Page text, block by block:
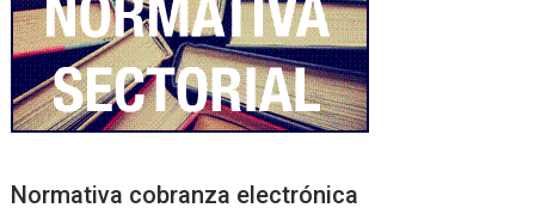
Normativa cobranza electrónica